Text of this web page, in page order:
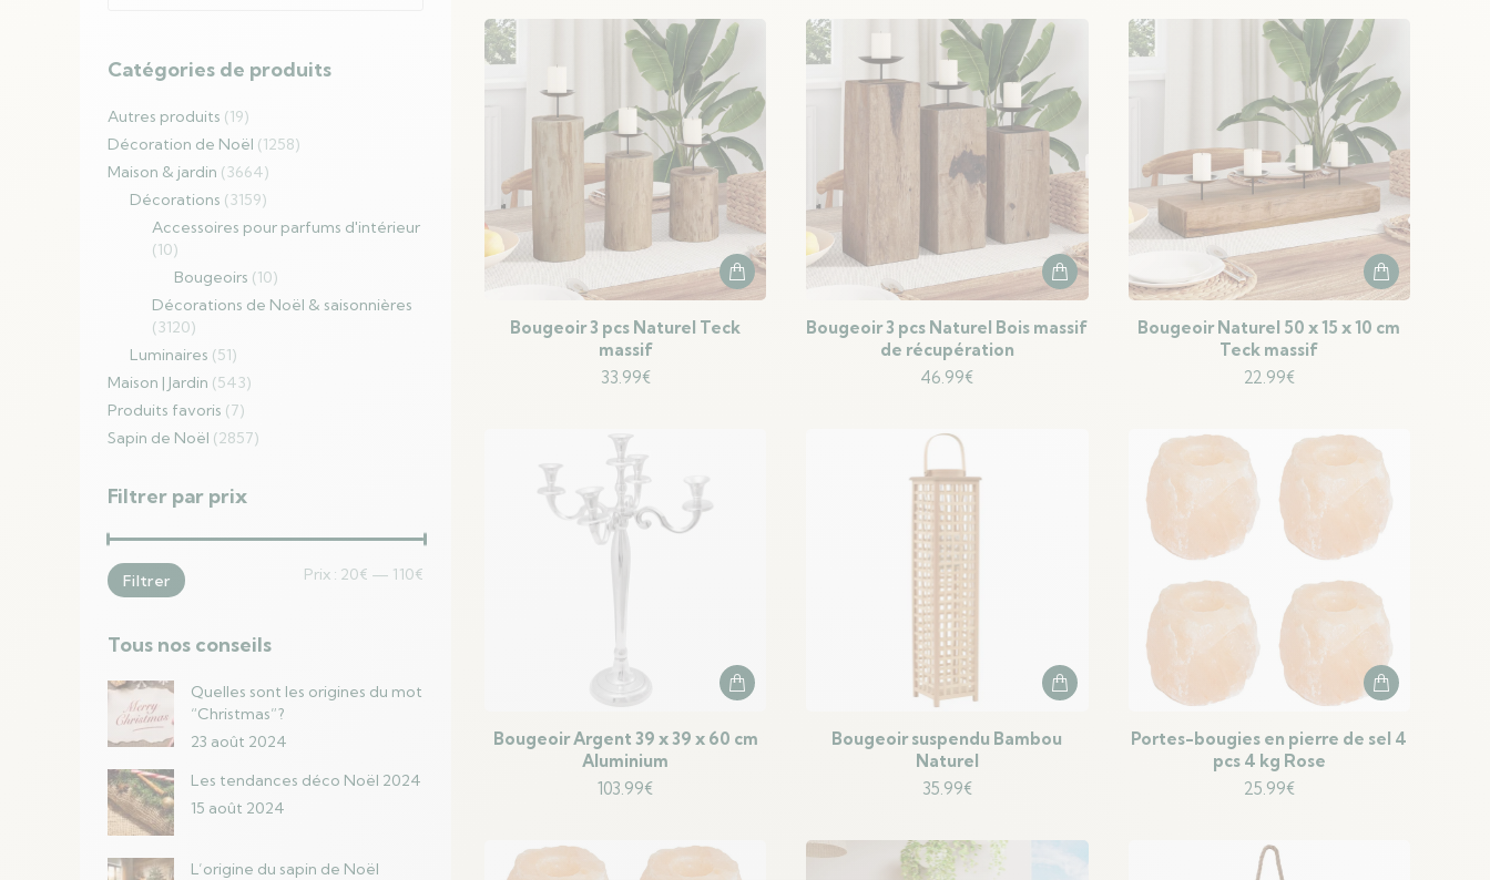
popularité
Bougeoir 3 pcs Naturel Teck
massif
33.99€
Bougeoir 3 pcs Naturel Bois massif
de récupération
46.99€
Bougeoir Naturel 50 x 15 x 10 cm
Teck massif
22.99€
Bougeoir Argent 39 x 39 x 60 cm
Aluminium
103.99€
Bougeoir suspendu Bambou
Naturel
35.99€
Portes-bougies en pierre de sel 4
pcs 4 kg Rose
25.99€
produits
Catégories de produits
Autres produits (19)
Décoration de Noël (1258)
Maison & jardin (3664)
Décorations (3159)
Accessoires pour parfums d'intérieur
(10)
Bougeoirs (10)
Décorations de Noël & saisonnières
(3120)
Luminaires (51)
Maison | Jardin (543)
Produits favoris (7)
Sapin de Noël (2857)
Filtrer par prix
Filtrer Prix : 20€ — 110€
Tous nos conseils
Quelles sont les origines du mot
“Christmas”?
23 août 2024
Les tendances déco Noël 2024
15 août 2024
L’origine du sapin de Noël